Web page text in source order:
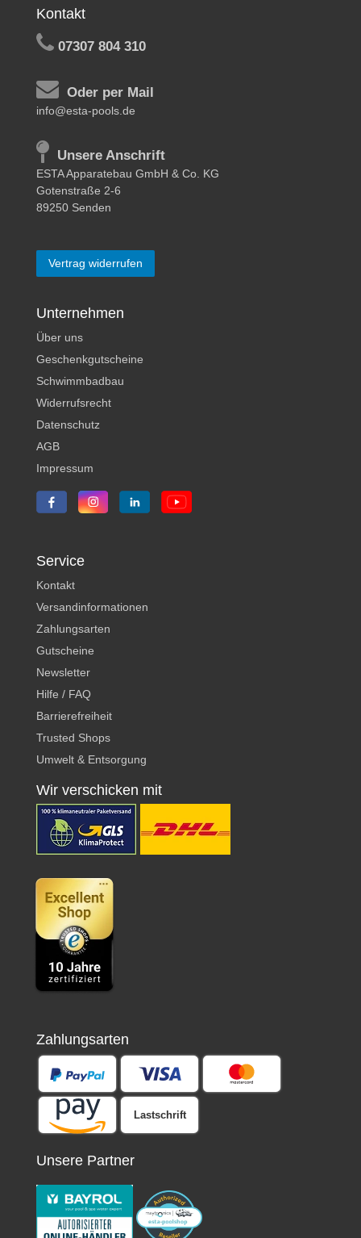
Kontakt
07307 804 310
Oder per Mail
info@esta-pools.de
Unsere Anschrift
ESTA Apparatebau GmbH & Co. KG
Gotenstraße 2-6
89250 Senden
Vertrag widerrufen
Unternehmen
Über uns
Geschenkgutscheine
Schwimmbadbau
Widerrufsrecht
Datenschutz
AGB
Impressum
Service
Kontakt
Versandinformationen
Zahlungsarten
Gutscheine
Newsletter
Hilfe / FAQ
Barrierefreiheit
Trusted Shops
Umwelt & Entsorgung
Wir verschicken mit
Zahlungsarten
Lastschrift
Unsere Partner